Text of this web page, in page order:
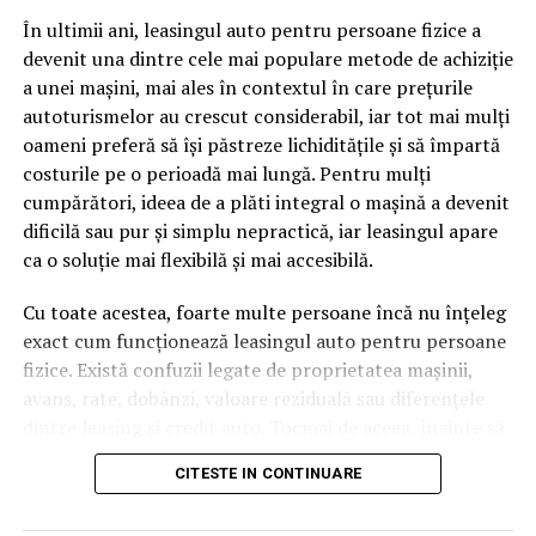
cuvinte tematice, scrise exact în limbajul în care se
caută.
Apoi vine partea de comportament. O pagină pe care
vizitatorii stau zece, cincisprezece minute ca să
urmărească replay-ul trimite un semnal greu de ignorat.
Google nu îți măsoară direct satisfacția, însă timpul
petrecut, scrollul și revenirile spun ceva despre cât de
util e materialul.
Și mai e ceva ce se uită ușor. Un webinar reușit atrage
linkuri aproape de la sine. Cineva îl menționează într-un
newsletter, altcineva îl citează într-un articol, un
partener îl trimite în comunitatea lui. Fiecare astfel de
tău, iar autoritatea e moneda forte în SEO.
În ultimii ani, leasingul auto pentru persoane fizice a
devenit una dintre cele mai populare metode de achiziție
a unei mașini, mai ales în contextul în care prețurile
autoturismelor au crescut considerabil, iar tot mai mulți
oameni preferă să își păstreze lichiditățile și să împartă
costurile pe o perioadă mai lungă. Pentru mulți
cumpărători, ideea de a plăti integral o mașină a devenit
dificilă sau pur și simplu nepractică, iar leasingul apare
ca o soluție mai flexibilă și mai accesibilă.
Cu toate acestea, foarte multe persoane încă nu înțeleg
exact cum funcționează leasingul auto pentru persoane
fizice. Există confuzii legate de proprietatea mașinii,
avans, rate, dobânzi, valoare reziduală sau diferențele
semnezi orice contract, este important să înțelegi clar
mecanismul acestui tip de finanțare și să știi la ce să fii
CITESTE IN CONTINUARE